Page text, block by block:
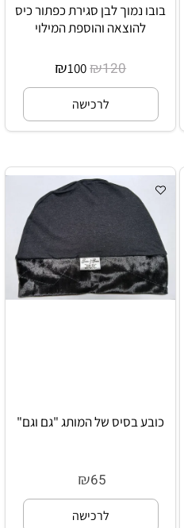
בובו נמוך לבן סגירת כפתור כיס
להוצאה והוספת המילוי
₪120
₪100
לרכישה
כובע בסיס של המותג "גם וגם"
₪65
לרכישה